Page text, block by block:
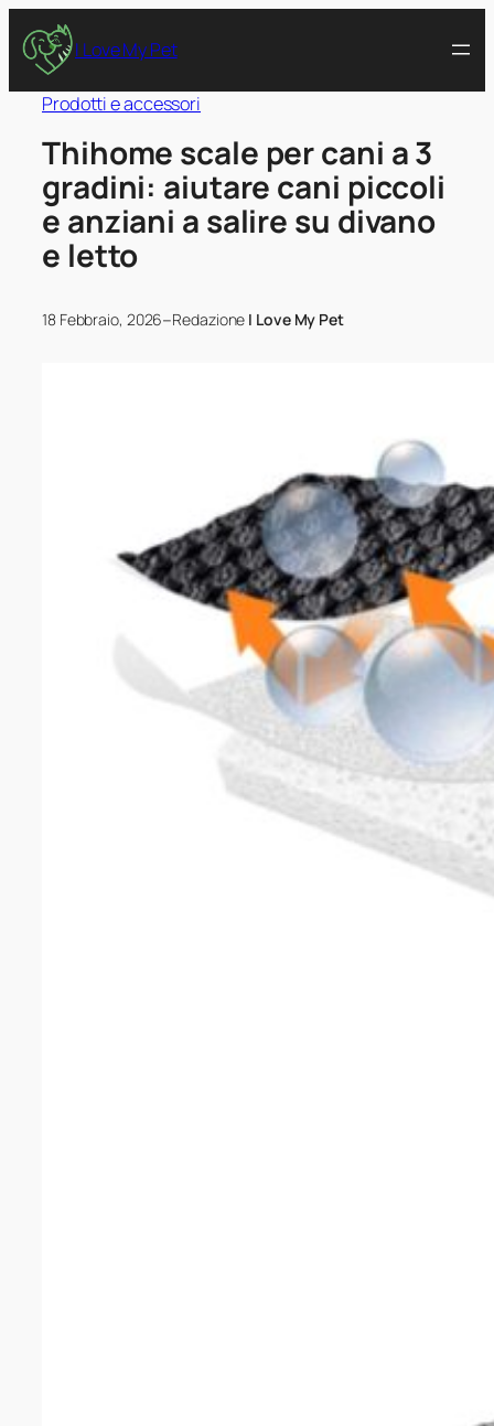
I Love My Pet
Prodotti e accessori
Thihome scale per cani a 3
gradini: aiutare cani piccoli
e anziani a salire su divano
e letto
18 Febbraio, 2026–Redazione I Love My Pet